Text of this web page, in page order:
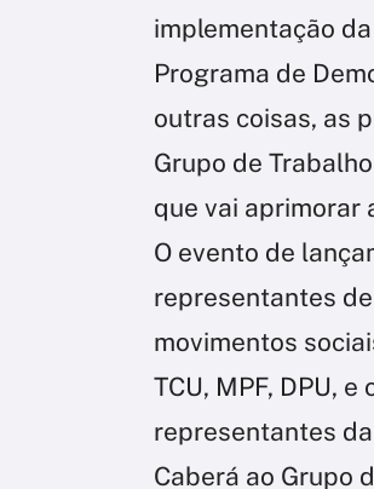
implementação
Programa de
outras coisas, as
Grupo de
que vai aprimorar
O evento de
representantes
movimentos
TCU, MPF, DPU,
representantes
Caberá ao Grupo